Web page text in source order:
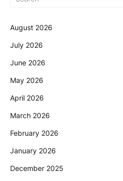
August 2026
July 2026
June 2026
May 2026
April 2026
March 2026
February 2026
January 2026
December 2025